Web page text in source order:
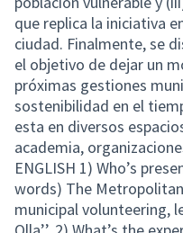
que replica la iniciativa
ciudad. Finalmente, se
el objetivo de dejar un
próximas gestiones
sostenibilidad en el
esta en diversos
academia,
ENGLISH 1) Who’s
words) The
municipal volunteering,